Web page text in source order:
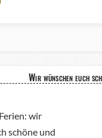
Wir wünschen euch
wir
schöne und